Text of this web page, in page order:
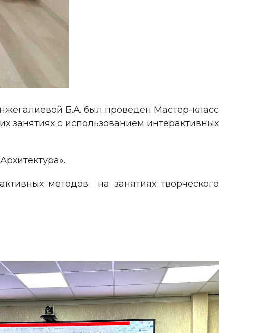
Б.А. был проведен Мастер-класс
занятиях с использованием интерактивных
методов на занятиях творческого